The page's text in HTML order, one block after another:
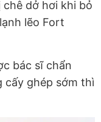
dở hơi khi bỏ
lẽo Fort
bác sĩ chẩn
cấy ghép sớm thì